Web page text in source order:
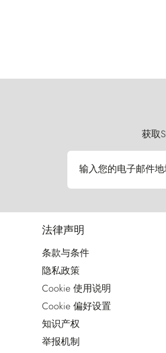
获取
输入您的电子邮件
法律声明
条款与条件
隐私政策
Cookie 使用说明
Cookie 偏好设置
知识产权
举报机制